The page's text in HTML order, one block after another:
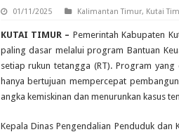
01/11/2025 Kalimantan Timur, Kutai
KUTAI TIMUR – Pemerintah Kabupaten
paling dasar melalui program Bantuan
setiap rukun tetangga (RT). Program
hanya bertujuan mempercepat
angka kemiskinan dan menurunkan kasus
Kepala Dinas Pengendalian Penduduk dan